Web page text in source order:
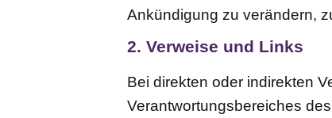
Ankündigung zu verändern,
2. Verweise und Links
Bei direkten oder indirekten
Verantwortungsbereiches